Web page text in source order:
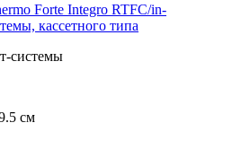
Forte Integro RTFC/in-
кассетного типа
системы
см